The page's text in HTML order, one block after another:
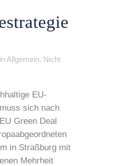
inAllgemein, Nicht
EU-
sich nach
Green Deal
in Straßburg mit
Mehrheit